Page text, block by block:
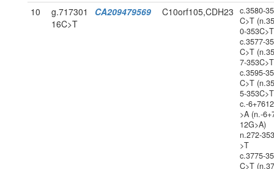
10
g.717301
16C>T
CA209479569 C10orf105,CDH23
c.3580-
C>T
0-
c.3577-
C>T
7-
c.3595-
C>T
5-
c.-
>A (n.-
12G>A)
n.272-
>T
c.3775-
C>T